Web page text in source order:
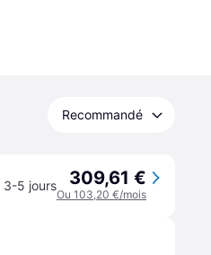
Recommandé
3-5 jours 309,61 €
Ou 103,20 €/mois